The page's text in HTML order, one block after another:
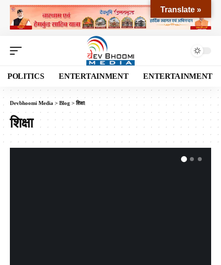
POLITICS ENTERTAINMENT ENTERTAINMENT
Devbhoomi Media > Blog >शिक्षा
शिक्षा
Translate »